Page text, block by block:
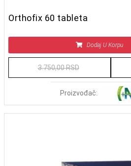
Orthofix 60 tableta
Dodaj U Korpu
3.750,00 RSD
Proizvođač: